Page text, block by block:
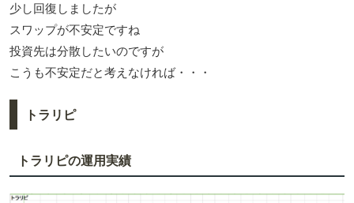
少し回復しましたが
スワップが不安定ですね
投資先は分散したいのですが
こうも不安定だと考えなければ・・・
トラリピ
トラリピの運用実績